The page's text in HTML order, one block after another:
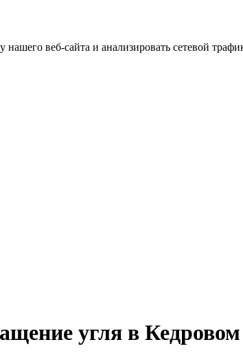
веб-сайта и анализировать сетевой
угля в